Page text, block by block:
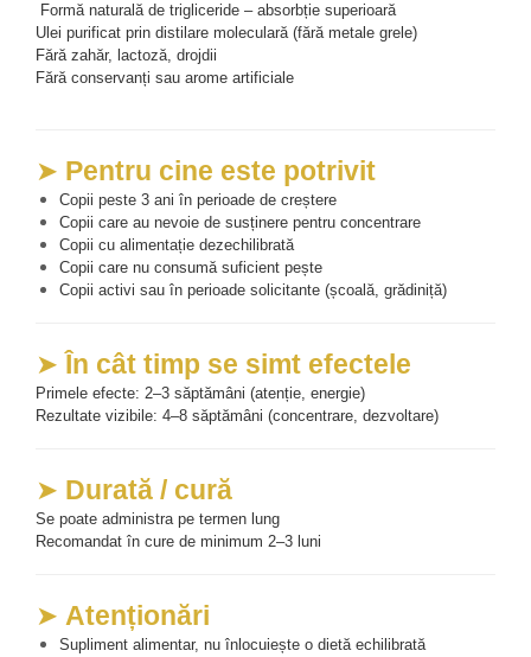
Formă naturală de trigliceride – absorbție superioară
Ulei purificat prin distilare moleculară (fără metale grele)
Fără zahăr, lactoză, drojdii
Fără conservanți sau arome artificiale
➤ Pentru cine este potrivit
Copii peste 3 ani în perioade de creștere
Copii care au nevoie de susținere pentru concentrare
Copii cu alimentație dezechilibrată
Copii care nu consumă suficient pește
Copii activi sau în perioade solicitante (școală, grădiniță)
➤ În cât timp se simt efectele
Primele efecte: 2–3 săptămâni (atenție, energie)
Rezultate vizibile: 4–8 săptămâni (concentrare, dezvoltare)
➤ Durată / cură
Se poate administra pe termen lung
Recomandat în cure de minimum 2–3 luni
➤ Atenționări
Supliment alimentar, nu înlocuiește o dietă echilibrată